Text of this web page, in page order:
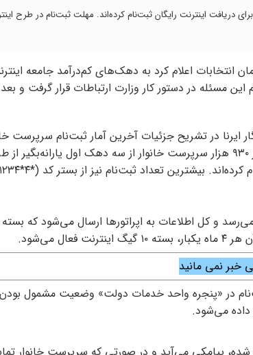
تاکنون بیش از ۹۳۰ هزار سرپرست خانوار برای دریافت اینترنت رایگان ثبت‌نام کرده‌اند. مهلت ثبت‌نام در
انتخابات اعلام کرد به دهک‌های کم‌درآمد جامعه
در دستور کار وزارت ارتباطات قرار گرفت و
کم‌درآمد جامعه برای دریافت اینترنت رایگان گفت: تا این لحظه بیش از ۹۳۰ هزار سرپرست خانوار از سه دهک
و کل اطلاعات به اپراتورها ارسال می‌شود که بسته
می‌شود.
خبر نمی مانید
در «پنجره واحد خدمات دولت» وضعیت مشمول بودن
داده می‌شود.